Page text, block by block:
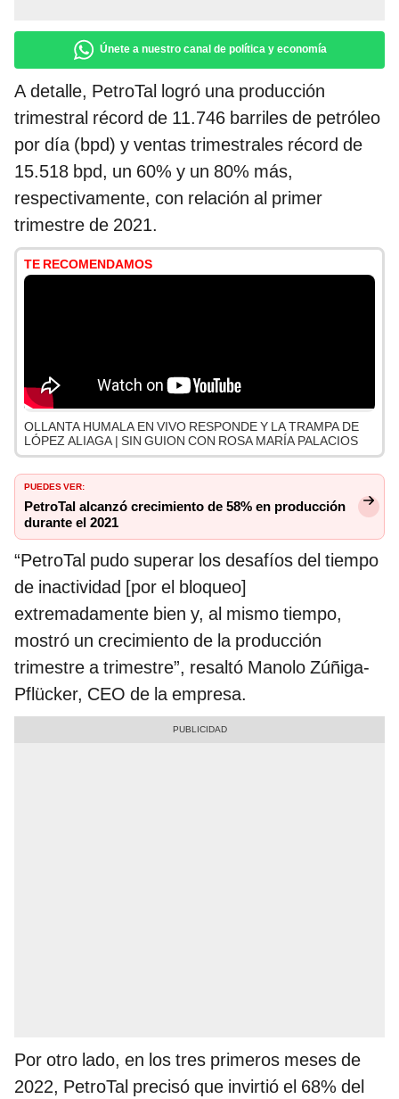
Únete a nuestro canal de política y economía
A detalle, PetroTal logró una producción
trimestral récord de 11.746 barriles de petróleo
por día (bpd) y ventas trimestrales récord de
15.518 bpd, un 60% y un 80% más,
respectivamente, con relación al primer
trimestre de 2021.
TE RECOMENDAMOS
OLLANTA HUMALA EN VIVO RESPONDE Y LA TRAMPA DE
LÓPEZ ALIAGA | SIN GUION CON ROSA MARÍA PALACIOS
PUEDES VER:
PetroTal alcanzó crecimiento de 58% en producción
durante el 2021
“PetroTal pudo superar los desafíos del tiempo
de inactividad [por el bloqueo]
extremadamente bien y, al mismo tiempo,
mostró un crecimiento de la producción
trimestre a trimestre”, resaltó Manolo Zúñiga-
Pflücker, CEO de la empresa.
Por otro lado, en los tres primeros meses de
2022, PetroTal precisó que invirtió el 68% del